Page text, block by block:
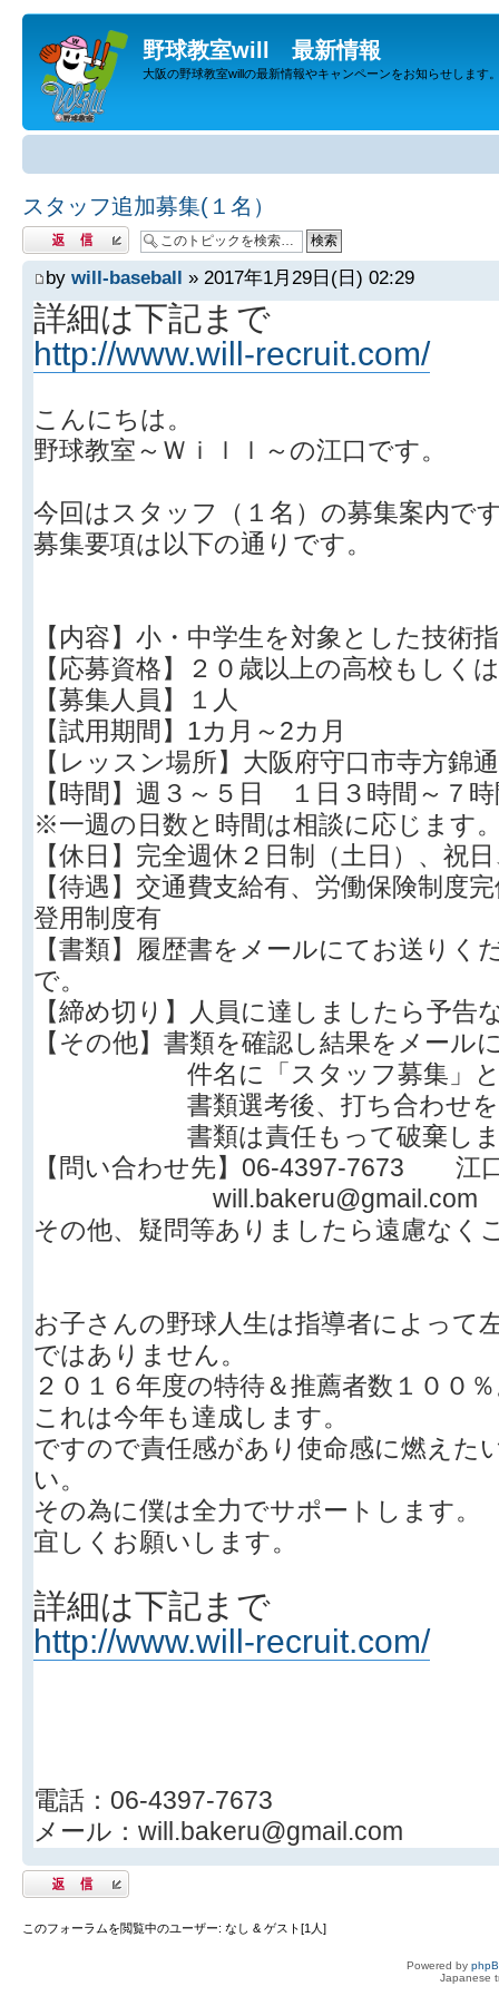
野球教室will 最新情報
大阪の野球教室willの最新情報やキャンペーンをお知らせします
スタッフ追加募集(１名）
返信する
by will-baseball » 2017年1月29日(日) 02:29
詳細は下記まで
http://www.will-recruit.com/
こんにちは。
野球教室～Ｗｉｌｌ～の江口です。
今回はスタッフ（１名）の募集案内で
募集要項は以下の通りです。
【内容】小・中学生を対象とした技術
【応募資格】２０歳以上の高校もしく
【募集人員】１人
【試用期間】1カ月～2カ月
【レッスン場所】大阪府守口市寺方錦
【時間】週３～５日 １日３時間～７
※一週の日数と時間は相談に応じます
【休日】完全週休２日制（土日）、祝
【待遇】交通費支給有、労働保険制度
登用制度有
【書類】履歴書をメールにてお送りく
で。
【締め切り】人員に達しましたら予告
【その他】書類を確認し結果をメール
件名に「スタッフ募集」とし
書類選考後、打ち合わせを
書類は責任もって破棄しま
【問い合わせ先】06-4397-7673 江
will.bakeru@gmail.com
その他、疑問等ありましたら遠慮なく
お子さんの野球人生は指導者によって
ではありません。
２０１６年度の特待＆推薦者数１００
これは今年も達成します。
ですので責任感があり使命感に燃えた
い。
その為に僕は全力でサポートします。
宜しくお願いします。
詳細は下記まで
http://www.will-recruit.com/
電話：06-4397-7673
メール：will.bakeru@gmail.com
返信する
このフォーラムを閲覧中のユーザー: なし & ゲスト[1人]
Powered by
Japanese